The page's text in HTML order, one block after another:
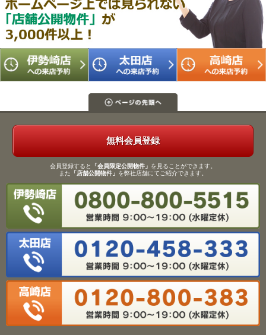
無料会員登録
会員登録すると 「会員限定公開物件」 を見ることができます。
また 「店舗公開物件」 を弊社店舗にてご紹介できます。